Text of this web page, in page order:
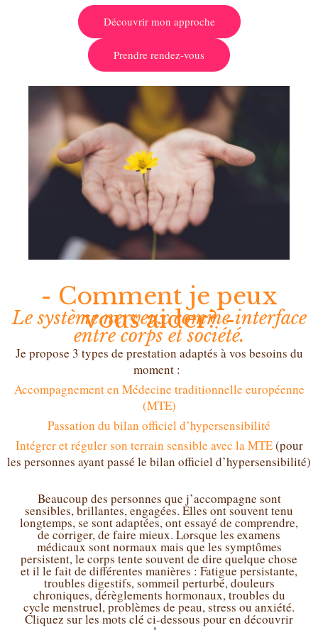
Découvrir mon approche
Prendre rendez-vous
- Comment je peux
vous aider? -
Le système nerveux comme interface
entre corps et société.
Je propose 3 types de prestation adaptés à vos besoins du
moment :
Accompagnement en Médecine traditionnelle européenne
(MTE)
Passation du bilan officiel d’hypersensibilité
Intégrer et réguler son terrain sensible avec la MTE(pour
les personnes ayant passé le bilan officiel d’hypersensibilité)
Beaucoup des personnes que j’accompagne sont
sensibles, brillantes, engagées. Elles ont souvent tenu
longtemps, se sont adaptées, ont essayé de comprendre,
de corriger, de faire mieux. Lorsque les examens
médicaux sont normaux mais que les symptômes
persistent, le corps tente souvent de dire quelque chose
et il le fait de différentes manières : Fatigue persistante,
troubles digestifs, sommeil perturbé, douleurs
chroniques, dérèglements hormonaux, troubles du
cycle menstruel, problèmes de peau, stress ou anxiété.
Cliquez sur les mots clé ci-dessous pour en découvrir